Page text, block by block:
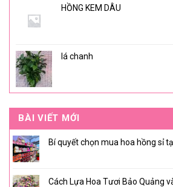
HỒNG KEM DÂU
lá chanh
BÀI VIẾT MỚI
Bí quyết chọn mua hoa hồng sỉ
Cách Lựa Hoa Tươi Bảo Quảng